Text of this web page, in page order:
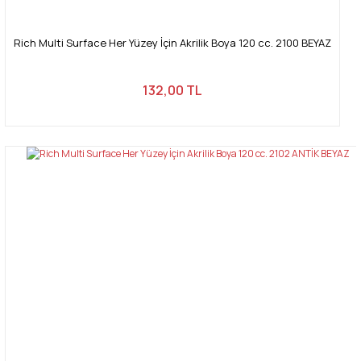
Rich Multi Surface Her Yüzey İçin Akrilik Boya 120 cc. 2100 BEYAZ
132,00 TL